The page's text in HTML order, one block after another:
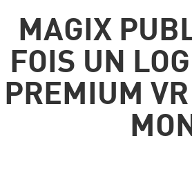
MAGIX
FOIS UN
PREMIUM